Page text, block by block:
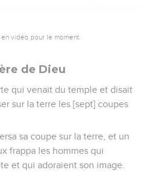
vidéo pour le moment.
de Dieu
qui venait du temple et disait
sur la terre les [sept] coupes
sa coupe sur la terre, et un
frappa les hommes qui
et qui adoraient son image.